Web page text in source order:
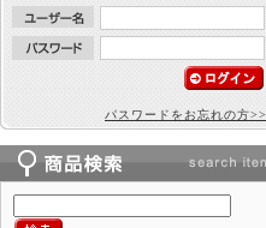
パスワードをお忘れの方>>